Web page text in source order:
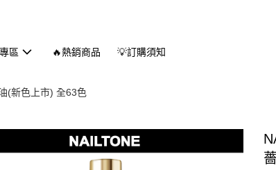
區 🔥熱銷商品 💡訂購須知
(新色上市) 全63色